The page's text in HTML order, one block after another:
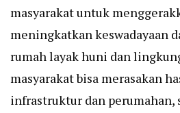
masyarakat untuk
meningkatkan keswadayaan
rumah layak huni dan
masyarakat bisa merasakan
infrastruktur dan perumahan,